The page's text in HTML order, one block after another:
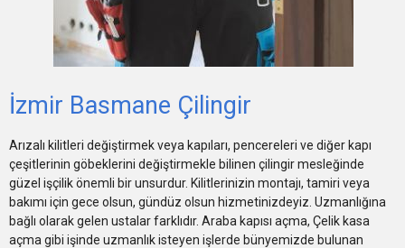
İzmir Basmane Çilingir
Arızalı kilitleri değiştirmek veya kapıları, pencereleri ve diğer kapı
çeşitlerinin göbeklerini değiştirmekle bilinen çilingir mesleğinde
güzel işçilik önemli bir unsurdur. Kilitlerinizin montajı, tamiri veya
bakımı için gece olsun, gündüz olsun hizmetinizdeyiz. Uzmanlığına
bağlı olarak gelen ustalar farklıdır. Araba kapısı açma, Çelik kasa
açma gibi işinde uzmanlık isteyen işlerde bünyemizde bulunan